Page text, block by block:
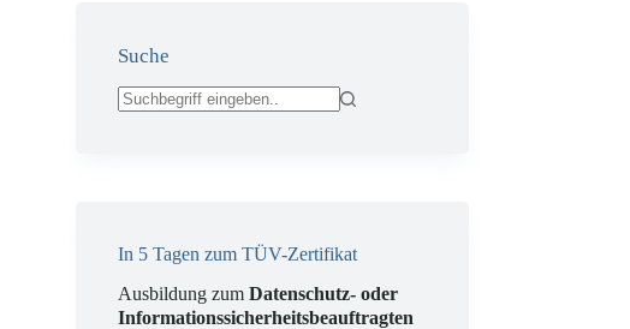
Suche
In 5 Tagen zum TÜV-Zertifikat
Ausbildung zumDatenschutz- oder
Informationssicherheitsbeauftragten